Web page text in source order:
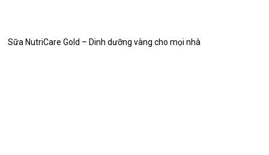
Sữa NutriCare Gold – Dinh dưỡng vàng cho mọi nhà